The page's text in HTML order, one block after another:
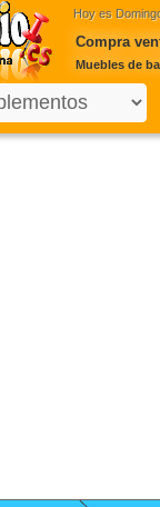
Hoy es
Compra
Muebles de